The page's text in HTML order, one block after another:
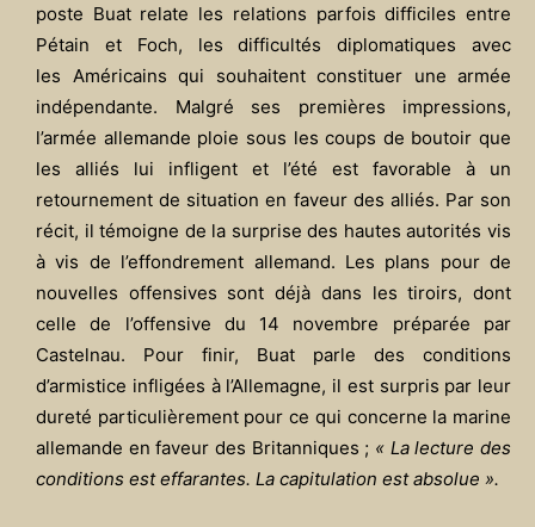
poste Buat relate les relations parfois difficiles entre
Pétain et Foch, les difficultés diplomatiques avec
les Américains qui souhaitent constituer une armée
indépendante. Malgré ses premières impressions,
l’armée allemande ploie sous les coups de boutoir que
les alliés lui infligent et l’été est favorable à un
retournement de situation en faveur des alliés. Par son
récit, il témoigne de la surprise des hautes autorités vis
à vis de l’effondrement allemand. Les plans pour de
nouvelles offensives sont déjà dans les tiroirs, dont
celle de l’offensive du 14 novembre préparée par
Castelnau. Pour finir, Buat parle des conditions
d’armistice infligées à l’Allemagne, il est surpris par leur
dureté particulièrement pour ce qui concerne la marine
allemande en faveur des Britanniques ; « La lecture des
conditions est effarantes. La capitulation est absolue ».